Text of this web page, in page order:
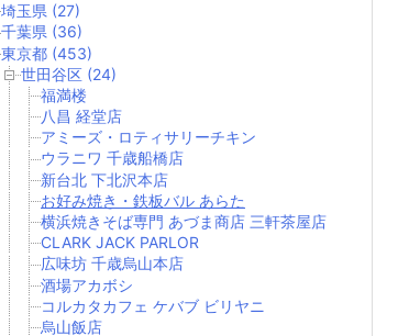
埼玉県 (27)
千葉県 (36)
東京都 (453)
世田谷区 (24)
福満楼
八昌 経堂店
アミーズ・ロティサリーチキン
ウラニワ 千歳船橋店
新台北 下北沢本店
お好み焼き・鉄板バル あらた
横浜焼きそば専門 あづま商店 三軒茶屋店
CLARK JACK PARLOR
広味坊 千歳烏山本店
酒場アカボシ
コルカタカフェ ケバブ ビリヤニ
烏山飯店